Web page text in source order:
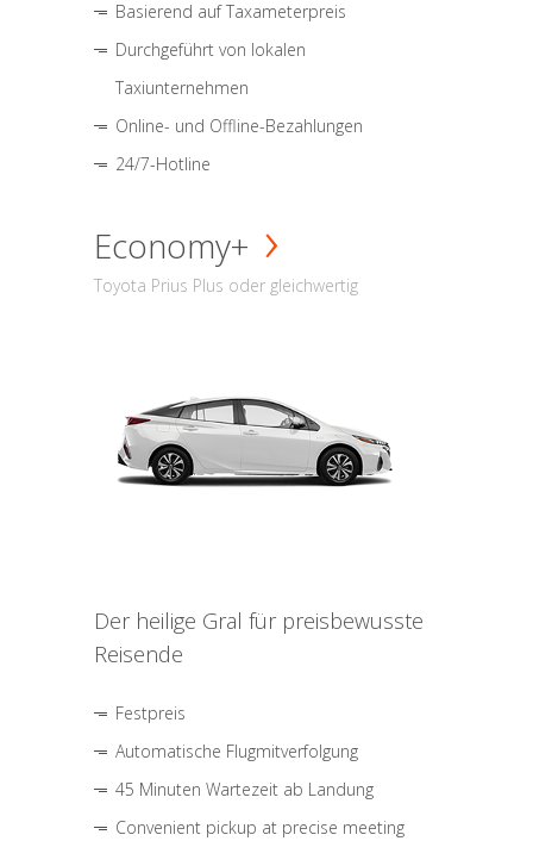
Basierend auf Taxameterpreis
Durchgeführt von lokalen
Taxiunternehmen
Online- und Offline-Bezahlungen
24/7-Hotline
Economy+
Toyota Prius Plus oder gleichwertig
Der heilige Gral für preisbewusste
Reisende
Festpreis
Automatische Flugmitverfolgung
45 Minuten Wartezeit ab Landung
Convenient pickup at precise meeting